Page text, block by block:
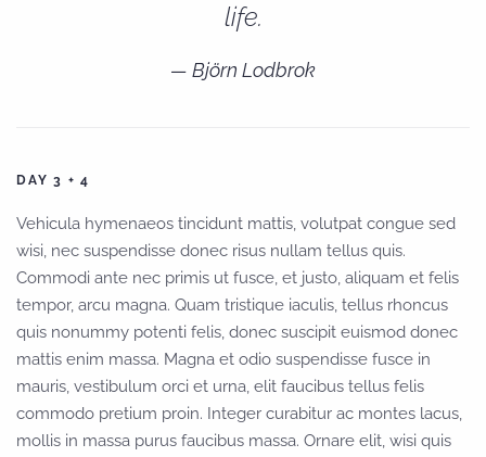
life.
Björn Lodbrok
DAY 3 + 4
Vehicula hymenaeos tincidunt mattis, volutpat congue sed
wisi, nec suspendisse donec risus nullam tellus quis.
Commodi ante nec primis ut fusce, et justo, aliquam et felis
tempor, arcu magna. Quam tristique iaculis, tellus rhoncus
quis nonummy potenti felis, donec suscipit euismod donec
mattis enim massa. Magna et odio suspendisse fusce in
mauris, vestibulum orci et urna, elit faucibus tellus felis
commodo pretium proin. Integer curabitur ac montes lacus,
mollis in massa purus faucibus massa. Ornare elit, wisi quis